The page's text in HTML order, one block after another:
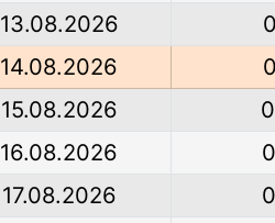
13.08.2026
14.08.2026
15.08.2026
16.08.2026
17.08.2026